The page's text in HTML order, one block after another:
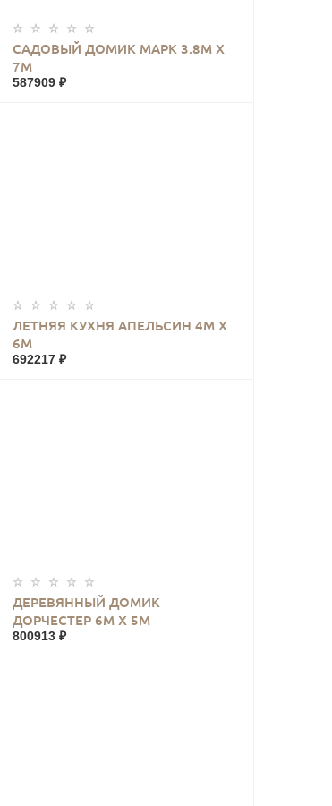
САДОВЫЙ ДОМИК МАРК 3.8М Х
7М
587909 ₽
КУПИТЬ
ЛЕТНЯЯ КУХНЯ АПЕЛЬСИН 4М Х
6М
692217 ₽
КУПИТЬ
ДЕРЕВЯННЫЙ ДОМИК
ДОРЧЕСТЕР 6М Х 5М
800913 ₽
КУПИТЬ